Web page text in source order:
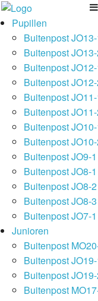
Pupillen
Buitenpost JO13-
Buitenpost
Buitenpost JO12-
Buitenpost
Buitenpost JO11-
Buitenpost
Buitenpost JO10-
Buitenpost
Buitenpost JO9-1
Buitenpost JO8-1
Buitenpost JO8-2
Buitenpost JO8-3
Buitenpost JO7-1
Junioren
Buitenpost
Buitenpost JO19-
Buitenpost
Buitenpost